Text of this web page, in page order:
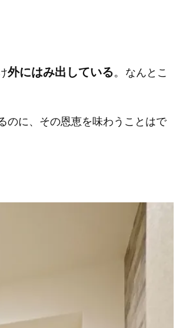
外にはみ出している。 なんとこ
のに、その恩恵を味わうことはで